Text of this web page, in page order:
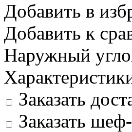
Добавить в
Добавить к
Наружный
Заказать
Заказать